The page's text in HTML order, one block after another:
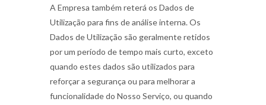
A Empresa também reterá os Dados de
Utilização para fins de análise interna. Os
Dados de Utilização são geralmente retidos
por um período de tempo mais curto, exceto
quando estes dados são utilizados para
reforçar a segurança ou para melhorar a
funcionalidade do Nosso Serviço, ou quando